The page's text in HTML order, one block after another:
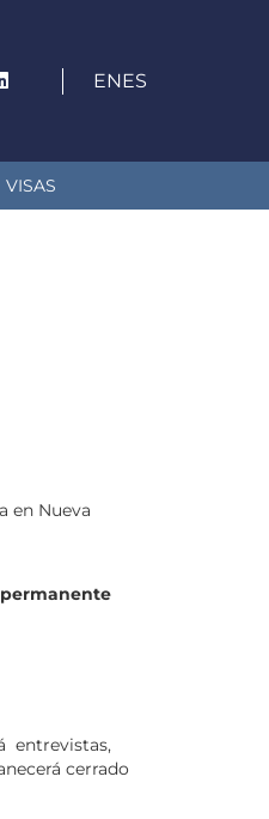
ENES
VISAS
en Nueva
entrevistas,
cerrado